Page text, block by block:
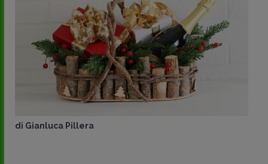
di Gianluca Pillera